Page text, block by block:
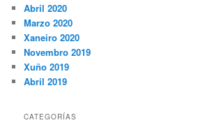
Abril 2020
Marzo 2020
Xaneiro 2020
Novembro 2019
Xuño 2019
Abril 2019
CATEGORÍAS